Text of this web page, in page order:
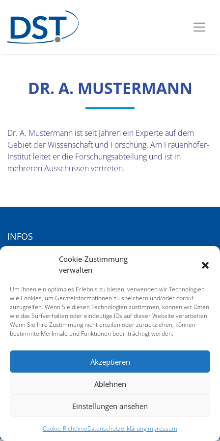
Cookie-Zustimmung
verwalten
Um Ihnen ein optimales Erlebnis zu bieten, verwenden wir Technologien
wie Cookies, um Geräteinformationen zu speichern und/oder darauf
zuzugreifen. Wenn Sie diesen Technologien zustimmen, können wir Daten
wie das Surfverhalten oder eindeutige IDs auf dieser Website verarbeiten.
Wenn Sie Ihre Zustimmung nicht erteilen oder zurückziehen, können
bestimmte Merkmale und Funktionen beeinträchtigt werden.
Akzeptieren
Ablehnen
Einstellungen ansehen
Cookie-RichtlinieDatenschutzerklärungImpressum
DR. A. MUSTERMANN
Dr. A. Mustermann ist seit Jahren ein Experte auf dem
Gebiet der Wissenschaft und Forschung. Am Frauenhofer-
Institut leitet er die Forschungsabteilung und ist in
mehreren Ausschüssen vertreten.
INFOS
DATENSCHUTZERKLÄRUNG
COOKIE-RICHTLINIE (EU)
AGB
GALERIE VOM 21. DEUTSCHEN SACHVERSTÄNDIGENTAG